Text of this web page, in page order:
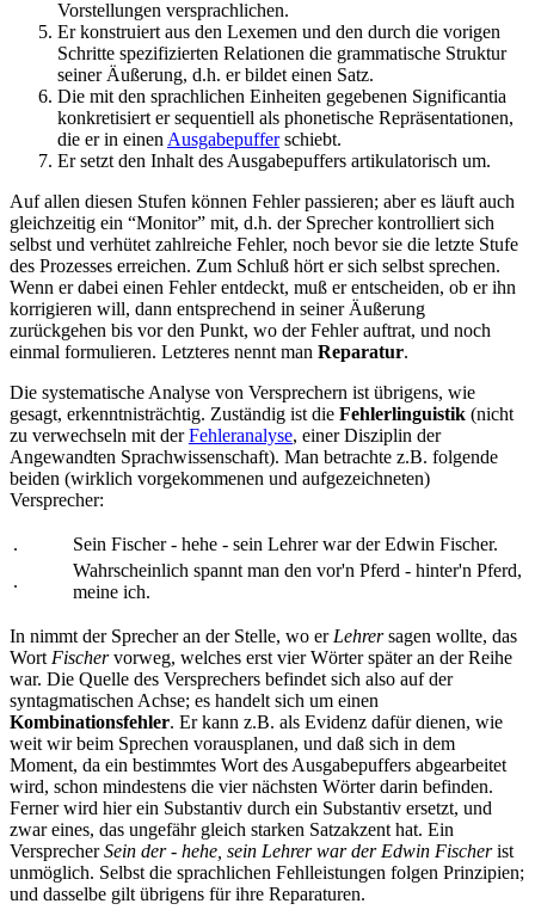
Vorstellungen versprachlichen.
Er konstruiert aus den Lexemen und den durch die vorigen
Schritte spezifizierten Relationen die grammatische Struktur
seiner Äußerung, d.h. er bildet einen Satz.
Die mit den sprachlichen Einheiten gegebenen Significantia
konkretisiert er sequentiell als phonetische Repräsentationen,
die er in einenAusgabepufferschiebt.
Er setzt den Inhalt des Ausgabepuffers artikulatorisch um.
Auf allen diesen Stufen können Fehler passieren; aber es läuft auch
gleichzeitig ein “Monitor” mit, d.h. der Sprecher kontrolliert sich
selbst und verhütet zahlreiche Fehler, noch bevor sie die letzte Stufe
des Prozesses erreichen. Zum Schluß hört er sich selbst sprechen.
Wenn er dabei einen Fehler entdeckt, muß er entscheiden, ob er ihn
korrigieren will, dann entsprechend in seiner Äußerung
zurückgehen bis vor den Punkt, wo der Fehler auftrat, und noch
einmal formulieren. Letzteres nennt man Reparatur.
Die systematische Analyse von Versprechern ist übrigens, wie
gesagt, erkenntnisträchtig. Zuständig ist die Fehlerlinguistik (nicht
zu verwechseln mit derFehleranalyse, einer Disziplin der
Angewandten Sprachwissenschaft). Man betrachte z.B. folgende
beiden (wirklich vorgekommenen und aufgezeichneten)
Versprecher:
.
Sein Fischer - hehe - sein Lehrer war der Edwin Fischer.
.
Wahrscheinlich spannt man den vor'n Pferd - hinter'n Pferd,
meine ich.
In nimmt der Sprecher an der Stelle, wo erLehrersagen wollte, das
WortFischervorweg, welches erst vier Wörter später an der Reihe
war. Die Quelle des Versprechers befindet sich also auf der
syntagmatischen Achse; es handelt sich um einen
Kombinationsfehler. Er kann z.B. als Evidenz dafür dienen, wie
weit wir beim Sprechen vorausplanen, und daß sich in dem
Moment, da ein bestimmtes Wort des Ausgabepuffers abgearbeitet
wird, schon mindestens die vier nächsten Wörter darin befinden.
Ferner wird hier ein Substantiv durch ein Substantiv ersetzt, und
zwar eines, das ungefähr gleich starken Satzakzent hat. Ein
VersprecherSein der - hehe, sein Lehrer war der Edwin Fischerist
unmöglich. Selbst die sprachlichen Fehlleistungen folgen Prinzipien;
und dasselbe gilt übrigens für ihre Reparaturen.